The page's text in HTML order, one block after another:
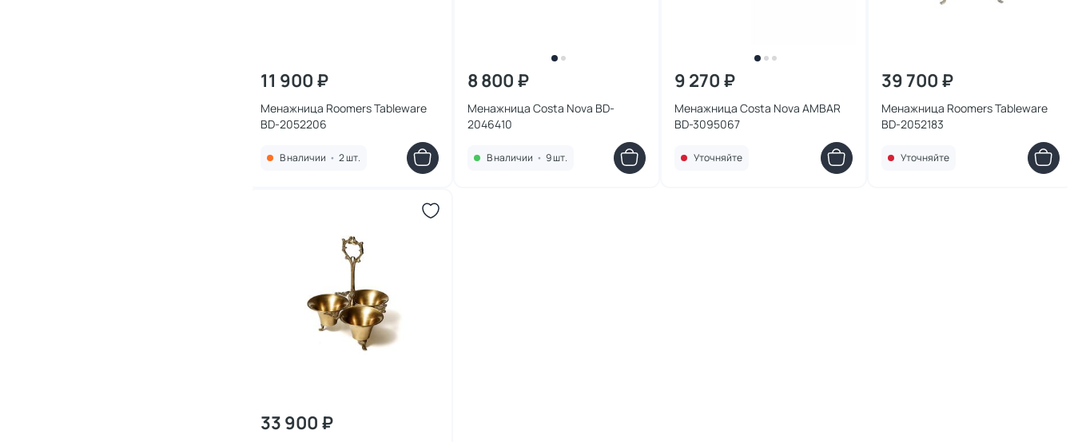
11 900 ₽
Менажница Roomers Tableware
BD-2052206
В наличии • 2 шт.
8 800 ₽
Менажница Costa Nova BD-
2046410
В наличии • 9 шт.
9 270 ₽
Менажница Costa Nova AMBAR
BD-3095067
Уточняйте
39 700 ₽
Менажница Roomers Tableware
BD-2052183
Уточняйте
33 900 ₽